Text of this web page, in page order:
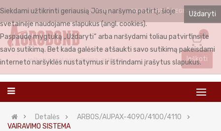
LIETUVIŲ PRISIJUNGTI REGISTRUOTIS
0
Ieškoti
Detalės
ARBOS/AUPAX-4090/4100/4110
VAIRAVIMO SISTEMA
Uždaryti
Siekdami užtikrinti geriausią Jūsų naršymo patirtį, šioje
svetainėje naudojame slapukus (angl. cookies).
Paspaudę mygtuką „Uždaryti“ arba naršydami toliau patvirtinsite
savo sutikimą. Bet kada galėsite atšaukti savo sutikimą pakeisdami
interneto naršyklės nustatymus ir ištrindami įrašytus slapukus.